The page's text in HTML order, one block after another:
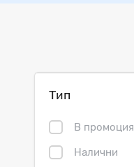
Тип
В промоция
Налични